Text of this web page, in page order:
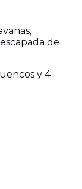
de
y 4